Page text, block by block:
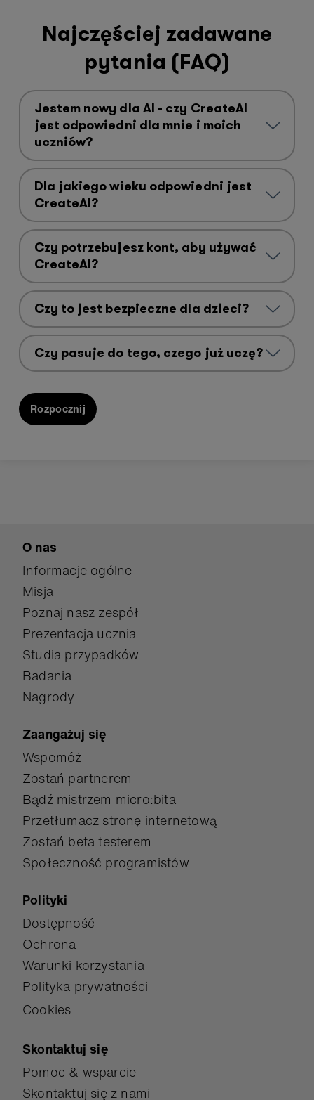
Najczęściej zadawane
pytania (FAQ)
Jestem nowy dla AI - czy CreateAI
jest odpowiedni dla mnie i moich
uczniów?
Dla jakiego wieku odpowiedni jest
CreateAl?
Czy potrzebujesz kont, aby używać
CreateAl?
Czy to jest bezpieczne dla dzieci?
Czy pasuje do tego, czego już uczę?
Rozpocznij
O nas
Informacje ogólne
Misja
Poznaj nasz zespół
Prezentacja ucznia
Studia przypadków
Badania
Nagrody
Zaangażuj się
Wspomóż
Zostań partnerem
Bądź mistrzem micro:bita
Przetłumacz stronę internetową
Zostań beta testerem
Społeczność programistów
Polityki
Dostępność
Ochrona
Warunki korzystania
Polityka prywatności
Cookies
Skontaktuj się
Pomoc & wsparcie
Skontaktuj się z nami